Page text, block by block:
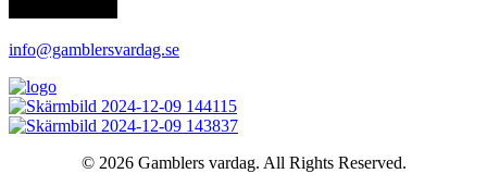
info@gamblersvardag.se
© 2026 Gamblers vardag. All Rights Reserved.